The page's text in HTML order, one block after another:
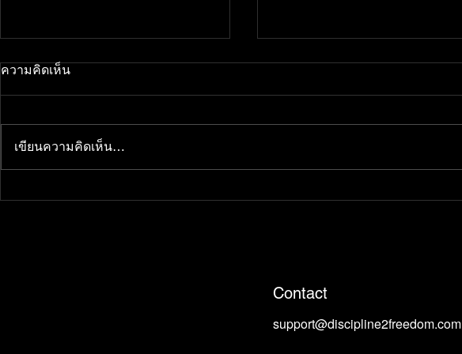
Roadmap สู่เทรดเดอร์อาชีพ:
ข่าวเศรษฐกิจ: วิธีรับมือกับพายุ
ความคิดเห็น
เขียนความคิดเห็น…
Contact
support@discipline2freedom.com